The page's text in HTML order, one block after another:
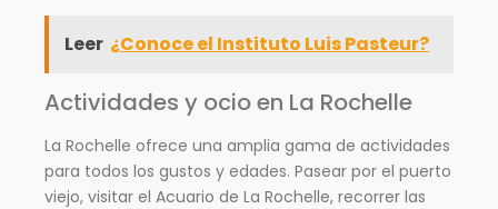
Leer ¿Conoce el Instituto Luis Pasteur?
Actividades y ocio en La Rochelle
La Rochelle ofrece una amplia gama de actividades
para todos los gustos y edades. Pasear por el puerto
viejo, visitar el Acuario de La Rochelle, recorrer las